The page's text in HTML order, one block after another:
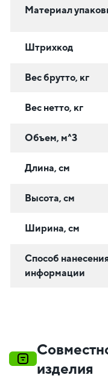
Материал
Штрихкод
Вес брутто, кг
Вес нетто, кг
Объем, м^3
Длина, см
Высота, см
Ширина, см
Способ
информации
изделия